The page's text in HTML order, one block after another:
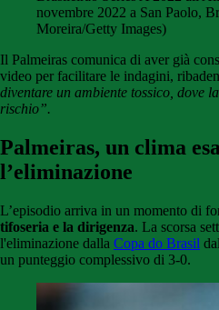
novembre 2022 a San Paolo,
Moreira/Getty Images)
Il Palmeiras comunica di aver già
video per facilitare le indagini,
diventare un ambiente tossico, dove
rischio”.
Palmeiras, un clima
l’eliminazione
L’episodio arriva in un momento di
tifoseria e la dirigenza. La scorsa
l'eliminazione dalla Copa do Brasil
un punteggio complessivo di 3-0.